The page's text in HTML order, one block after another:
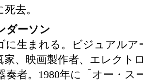
去。
ダーソン
に生まれる。ビジュアル
家、映画製作者、エレクト
奏者。1980年に「オー・ス